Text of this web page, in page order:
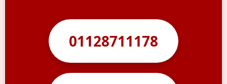
01128711178